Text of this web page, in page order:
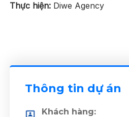
Thực hiện: Diwe Agency
Thông tin dự án
Khách hàng: